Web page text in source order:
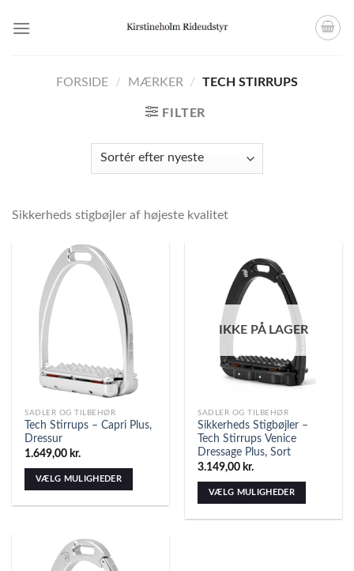
FORSIDE / MÆRKER / TECH STIRRUPS
FILTER
Sikkerheds stigbøjler af højeste kvalitet
SADLER OG TILBEHØR
Tech Stirrups – Capri Plus,
Dressur
1.649,00 kr.
VÆLG MULIGHEDER
IKKE PÅ LAGER
SADLER OG TILBEHØR
Sikkerheds Stigbøjler –
Tech Stirrups Venice
Dressage Plus, Sort
3.149,00 kr.
VÆLG MULIGHEDER